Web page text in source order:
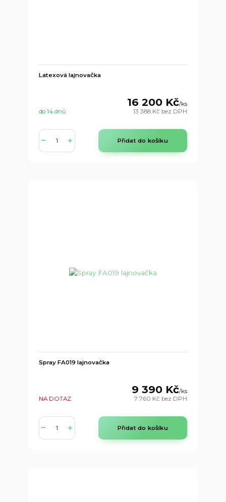
Latexová lajnovačka
16 200 Kč/ks
13 388 Kč bez DPH
do 14 dnů
Přidat do košíku
Spray FA019 lajnovačka
9 390 Kč/ks
7 760 Kč bez DPH
NA DOTAZ
Přidat do košíku